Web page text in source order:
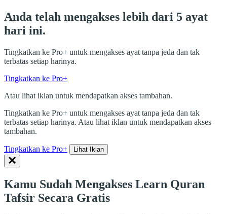
Anda telah mengakses lebih dari 5 ayat
hari ini.
Tingkatkan ke Pro+ untuk mengakses ayat tanpa jeda dan tak
terbatas setiap harinya.
Tingkatkan ke Pro+
Atau lihat iklan untuk mendapatkan akses tambahan.
Tingkatkan ke Pro+ untuk mengakses ayat tanpa jeda dan tak
terbatas setiap harinya. Atau lihat iklan untuk mendapatkan akses
tambahan.
Tingkatkan ke Pro+ Lihat Iklan
Kamu Sudah Mengakses Learn Quran
Tafsir Secara Gratis